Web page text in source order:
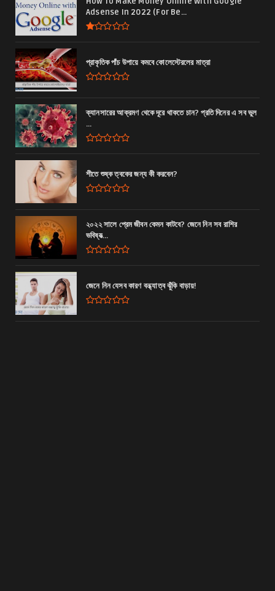
Adsense In 2022 (For Be...
প্রাকৃতিক পাঁচ উপায়ে কমবে কোলেস্টেরলের মাত্রা
ক্যানসারের আক্রমণ থেকে দূরে থাকতে চান? প্রতি দিনের এ সব ভুল
...
শীতে শুষ্ক ত্বকের জন্য কী করবেন?
২০২২ সালে প্রেম জীবন কেমন কাটবে? জেনে নিন সব রাশির
ভবিষ্যত্‍...
জেনে নিন যেসব কারণ বন্ধ্যাত্ব ঝুঁকি বাড়ায়!